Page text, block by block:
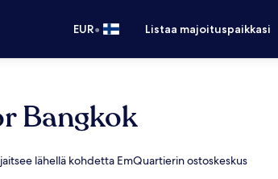
EUR• Listaa majoituspaikkasi
Bangkok
lähellä kohdetta EmQuartierin ostoskeskus